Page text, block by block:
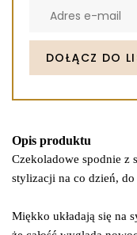
your
email
address
to
for
this
product
DOŁĄCZ DO
Opis produktu
Czekoladowe spodnie z
stylizacji na co dzień,
Miękko układają się na